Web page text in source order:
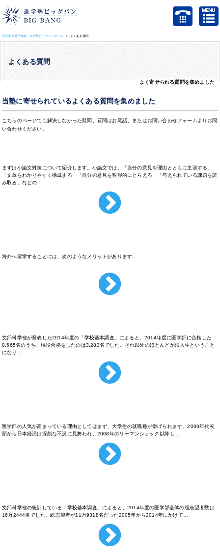
医学部受験予備校・進学塾ビッグバンホーム よくある質問
よくある質問
よく寄せられる質問を集めました
当塾に寄せられているよくある質問を集めました
こちらのページでも解決しなかった疑問、質問はお電話、またはお問い合わせフォームよりお問
い合わせください。
まずは小論文対策について紹介します。小論文では、「自分の意見を理由とともに主張する」
「文章をわかりやすく構成する」「自分の意見を客観的にとらえる」「与えられている課題を読
み取る」などの…
海外へ留学することには、次のようなメリットがあります…
文部科学省が発表した2014年度の「学校基本調査」によると、2014年度に医学部に合格した
8,565名のうち、現役合格をしたのは3,283名でした。それ以外のほとんどが浪人生ということ
になり…
医学部の人気が高まっている理由としてはまず、大学生の就職難が挙げられます。2000年代初
頭から日本経済は深刻な不況に見舞われ、2008年のリーマンショック以降も…
文部科学省の統計している「学校基本調査」によると、2014年度の医学部全体の総志望者数は
16万2444名でした。総志望者が11万9318名だった2005年から2014年にかけて…